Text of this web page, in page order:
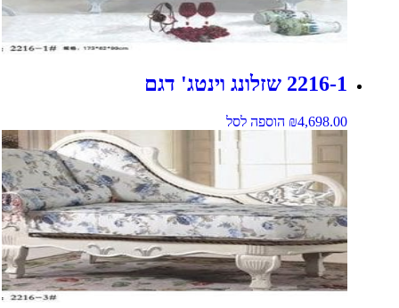
2216-1 שזלונג וינטג' דגם
₪4,698.00 הוספה לסל